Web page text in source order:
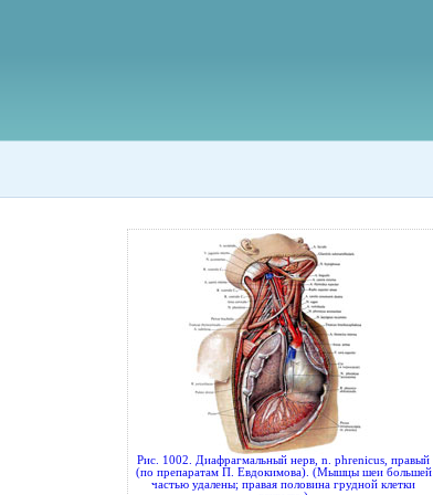
Рис. 1002. Диафрагмальный нерв, n. phrenicus, правый
(по препаратам П. Евдокимова). (Мышцы шеи большей
частью удалены; правая половина грудной клетки